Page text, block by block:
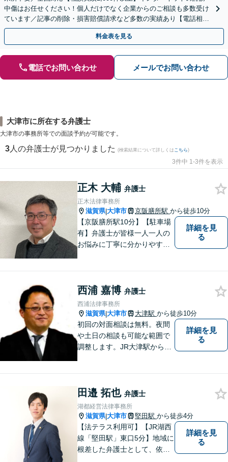
中傷はお任せください！個人だけでなく企業からのご相談も多数受け
ています／記事の削除・損害賠償請求など多数の実績あり【電話相談
可】【初回相談無料】【夜間休日面談可】
料金表を見る
電話でお問い合わせ メールでお問い合わせ
大津市に所在する弁護士
大津市の事務所等での面談予約が可能です。
3 人の弁護士が見つかりました (検索結果について詳しくは こちら)
3件中 1-3件を表示
正木 大輔 弁護士
正木法律事務所
滋賀県|大津市 京阪膳所駅 から徒歩10分
【京阪膳所駅10分】【駐車場
有】弁護士が皆様一人一人の
お悩みに丁寧に分かりやすく
進できることがございます。
どうぞ当事務所にご相談くだ
さい。
詳細を見
る
西浦 嘉博 弁護士
西浦法律事務所
滋賀県|大津市 大津駅 から徒歩10分
初回の対面相談は無料。夜間
や土日の相談も可能な範囲で
調整します。JR大津駅から徒
位 弁護士ドットコムランキ
ング（2024年7月-2026年7月
現在）】
詳細を見
る
田邉 拓也 弁護士
湖都経営法律事務所
滋賀県|大津市 堅田駅 から徒歩4分
【法テラス利用可】【JR湖西
線「堅田駅」東口5分】地域に
根差した弁護士として、依頼
詳細を見
る